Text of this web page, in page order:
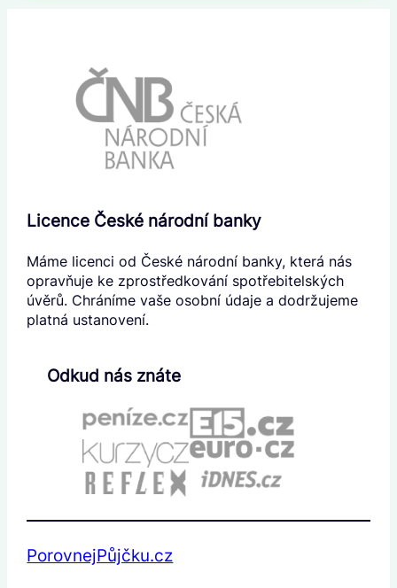
Licence České národní banky
Máme licenci od České národní banky, která nás
opravňuje ke zprostředkování spotřebitelských
úvěrů. Chráníme vaše osobní údaje a dodržujeme
platná ustanovení.
Odkud nás znáte
PorovnejPůjčku.cz